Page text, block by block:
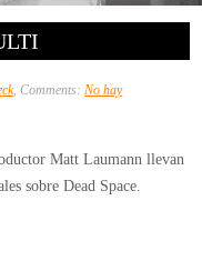
, Comments:No hay
Matt Laumann llevan
sobre Dead Space.